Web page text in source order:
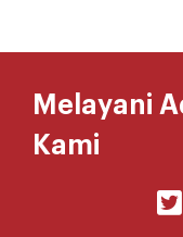
Melayani
Kami